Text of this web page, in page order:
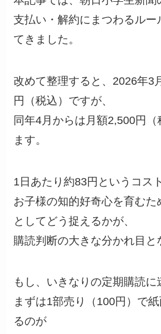
支払い・解約にまつわるルー
てきました。
改めて整理すると、2026年3
円（税込）ですが、
同年4月からは月額2,500円
ます。
1日あたり約83円というコス
お子様の知的好奇心を育むた
としてどう捉えるかが、
購読判断の大きな分かれ目と
もし、いきなりの定期購読に
まずは1部売り（100円）で
るのが